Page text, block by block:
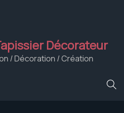
Décorateur
/ Décoration / Création